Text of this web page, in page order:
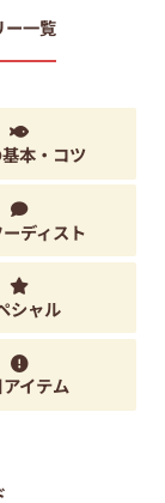
ー一覧
本・コツ
ディスト
シャル
イテム